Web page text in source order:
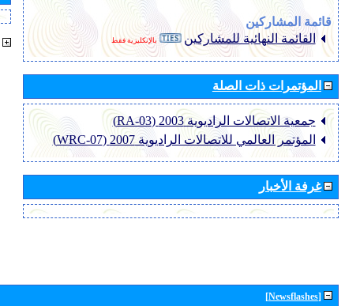
قائمة المشاركين
القائمة النهائية للمشاركين
بالإنكليزية فقط
المؤتمرات ذات الصلة
جمعية الاتصالات الراديوية 2003 (RA-03)
المؤتمر العالمي للاتصالات الراديوية 2007 (WRC-07)
غرفة الأخبار
[Newsflashes]